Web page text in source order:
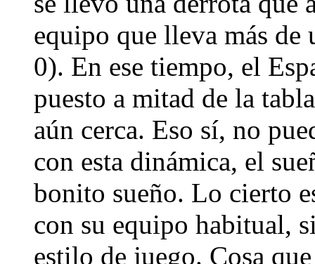
equipo que lleva más
0). En ese tiempo, el
puesto a mitad de la
aún cerca. Eso sí, no
con esta dinámica, el
bonito sueño. Lo cierto
con su equipo habitual,
estilo de juego. Cosa